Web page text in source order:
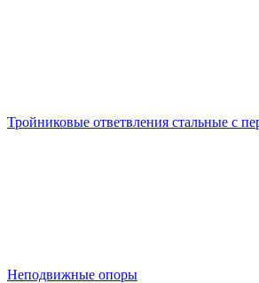
Тройниковые ответвления стальные с
Неподвижные опоры